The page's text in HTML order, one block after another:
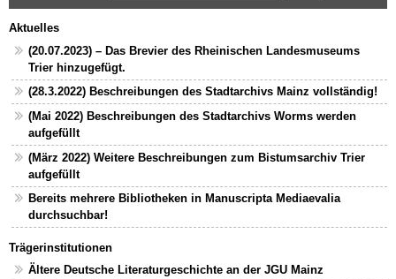
Aktuelles
(20.07.2023) – Das Brevier des Rheinischen Landesmuseums
Trier hinzugefügt.
(28.3.2022) Beschreibungen des Stadtarchivs Mainz vollständig!
(Mai 2022) Beschreibungen des Stadtarchivs Worms werden
aufgefüllt
(März 2022) Weitere Beschreibungen zum Bistumsarchiv Trier
aufgefüllt
Bereits mehrere Bibliotheken in Manuscripta Mediaevalia
durchsuchbar!
Trägerinstitutionen
Ältere Deutsche Literaturgeschichte an der JGU Mainz